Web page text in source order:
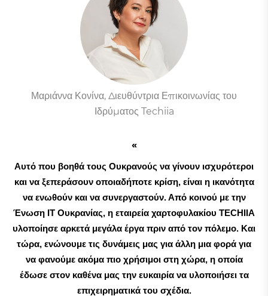
Μαριάννα Κονίνα, Διευθύντρια Επικοινωνίας του
Ιδρύματος Techiia
Αυτό που βοηθά τους Ουκρανούς να γίνουν ισχυρότεροι
και να ξεπεράσουν οποιαδήποτε κρίση, είναι η ικανότητα
να ενωθούν και να συνεργαστούν. Από κοινού με την
Ένωση IΤ Ουκρανίας, η εταιρεία χαρτοφυλακίου TECHIIA
υλοποίησε αρκετά μεγάλα έργα πριν από τον πόλεμο. Και
τώρα, ενώνουμε τις δυνάμεις μας για άλλη μια φορά για
να φανούμε ακόμα πιο χρήσιμοι στη χώρα, η οποία
έδωσε στον καθένα μας την ευκαιρία να υλοποιήσει τα
επιχειρηματικά του σχέδια.